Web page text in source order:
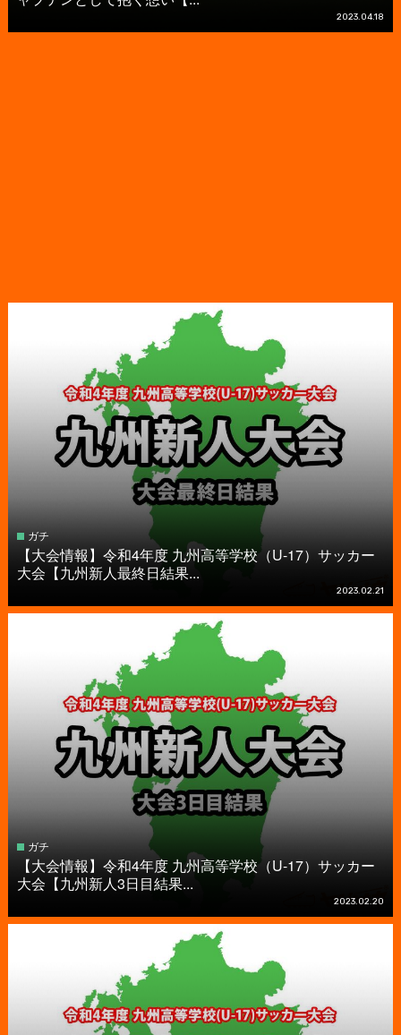
2023.04.18
ガチ
【大会情報】令和4年度 九州高等学校（U-17）サッカー
大会【九州新人最終日結果...
2023.02.21
ガチ
【大会情報】令和4年度 九州高等学校（U-17）サッカー
大会【九州新人3日目結果...
2023.02.20